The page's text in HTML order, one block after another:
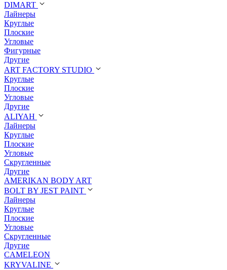
DIMART
Лайнеры
Круглые
Плоские
Угловые
Фигурные
Другие
ART FACTORY STUDIO
Круглые
Плоские
Угловые
Другие
ALIYAH
Лайнеры
Круглые
Плоские
Угловые
Скругленные
Другие
AMERIKAN BODY ART
BOLT BY JEST PAINT
Лайнеры
Круглые
Плоские
Угловые
Скругленные
Другие
CAMELEON
KRYVALINE